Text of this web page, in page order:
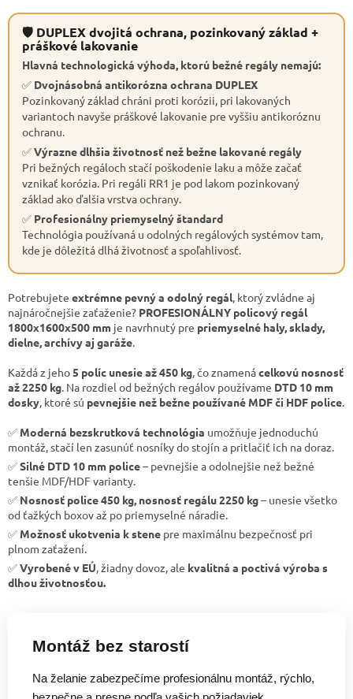
🛡 DUPLEX dvojitá ochrana, pozinkovaný základ +
práškové lakovanie
Hlavná technologická výhoda, ktorú bežné regály nemajú:
✅ Dvojnásobná antikorózna ochrana DUPLEX
Pozinkovaný základ chráni proti korózii, pri lakovaných
variantoch navyše práškové lakovanie pre vyššiu antikoróznu
ochranu.
✅Výrazne dlhšia životnosť než bežne lakované regály
Pri bežných regáloch stačí poškodenie laku a môže začať
vznikať korózia. Pri regáli RR1 je pod lakom pozinkovaný
základ ako ďalšia vrstva ochrany.
✅ Profesionálny priemyselný štandard
Technológia používaná u odolných regálových systémov tam,
kde je dôležitá dlhá životnosť a spoľahlivosť.
Potrebujete extrémne pevný a odolný regál , ktorý zvládne aj
najnáročnejšie zaťaženie? PROFESIONÁLNY policový regál
1800x1600x500 mm je navrhnutý pre priemyselné haly, sklady,
dielne, archívy aj garáže
Každá z jeho 5 políc unesie až 450 kg , čo znamenácelkovú nosnosť
až 2250 kg . Na rozdiel od bežných regálov používame DTD 10 mm
dosky , ktoré sú pevnejšie než bežne používané MDF či HDF police
✅ Moderná bezskrutková technológia umožňuje jednoduchú
montáž, stačí len zasunúť nosníky do stojín a pritlačiť ich na doraz.
✅Silné DTD 10 mm police– pevnejšie a odolnejšie než bežné
tenšie MDF/HDF varianty.
✅ Nosnosť police 450 kg, nosnosť regálu 2250 kg– unesie všetko
od ťažkých boxov až po priemyselné náradie.
✅ Možnosť ukotvenia k stene pre maximálnu bezpečnosť pri
plnom zaťažení.
✅Vyrobené v EÚ , žiadny dovoz, ale kvalitná a poctivá výroba s
dlhou životnosťou.
Montáž bez starostí
Na želanie zabezpečíme profesionálnu montáž, rýchlo,